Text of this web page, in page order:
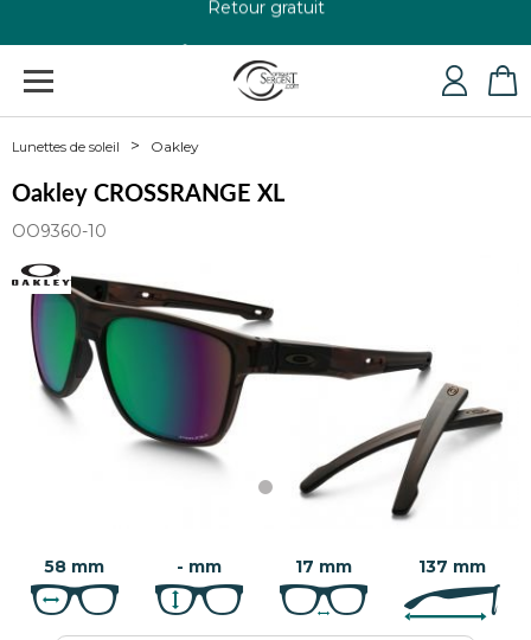
Lunettes de soleil Oakley
Oakley CROSSRANGE XL
OO9360-10
58 mm - mm 17 mm 137 mm